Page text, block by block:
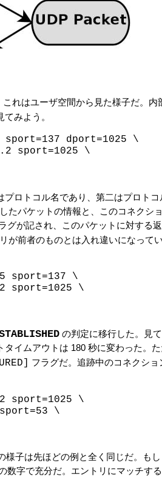
れはユーザ空間から見た様子だ。内
みよう。
dport=1025 \
sport=1025 \
ロトコル名であり、第二はプロトコ
たパケットの情報と、このコネク
グが記され、このパケットに対する
が前者のものとは入れ違いになっ
sport=137 \
sport=1025 \
の判定に移行した。見
イムアウトは 180 秒に変わった。
フラグだ。追跡中のコネクショ
sport=1025 \
\
子は先ほどの例と全く同じだ。も
字で充分だ。エントリにマッチ